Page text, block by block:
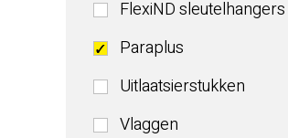
FlexiND sleutelhangers
Paraplus
Uitlaatsierstukken
Vlaggen